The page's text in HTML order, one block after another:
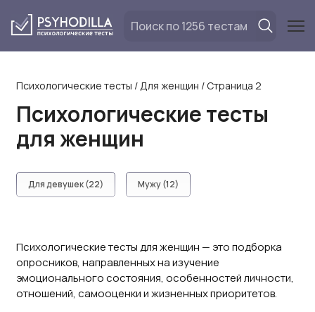
Психологические тесты /Для женщин / Страница 2
Психологические тесты
для женщин
Для девушек (22) Мужу (12)
Психологические тесты для женщин — это подборка
опросников, направленных на изучение
эмоционального состояния, особенностей личности,
отношений, самооценки и жизненных приоритетов.